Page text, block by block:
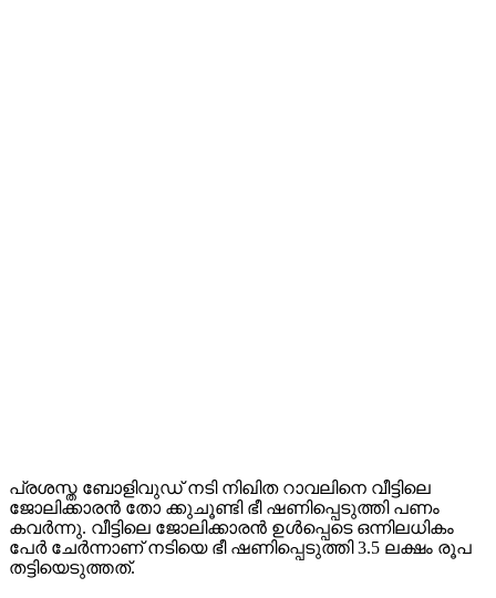
പ്രശസ്ത ബോളിവുഡ് നടി നിഖിത റാവലിനെ വീട്ടിലെ
ജോലിക്കാരന്‍ തോ ക്കുചൂണ്ടി ഭീ ഷണിപ്പെടുത്തി പണം
കവര്‍ന്നു. വീട്ടിലെ ജോലിക്കാരന്‍ ഉള്‍പ്പെടെ ഒന്നിലധികം
പേര്‍ ചേര്‍ന്നാണ് നടിയെ ഭീ ഷണിപ്പെടുത്തി 3.5 ലക്ഷം രൂപ
തട്ടിയെടുത്തത്.